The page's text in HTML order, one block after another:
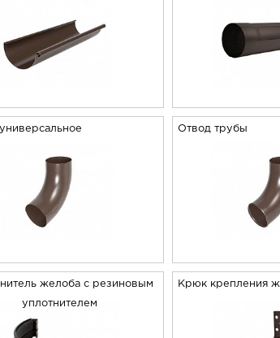
Отвод трубы
желоба с резиновым
уплотнителем
Крюк крепления